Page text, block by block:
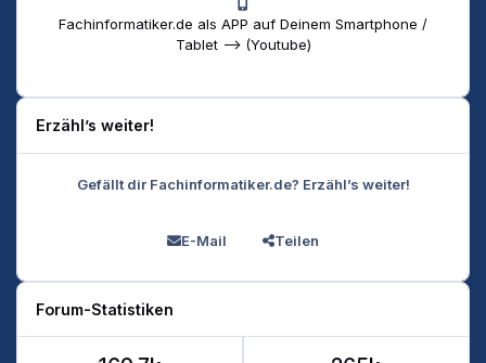
Fachinformatiker.de als APP auf Deinem Smartphone /
Tablet --> (Youtube)
Erzähl’s weiter!
Gefällt dir Fachinformatiker.de? Erzähl’s weiter!
E-Mail Teilen
Forum-Statistiken